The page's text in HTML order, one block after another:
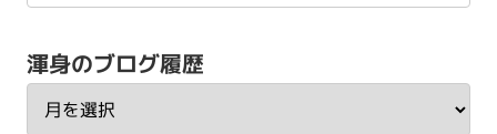
渾身のブログ履歴